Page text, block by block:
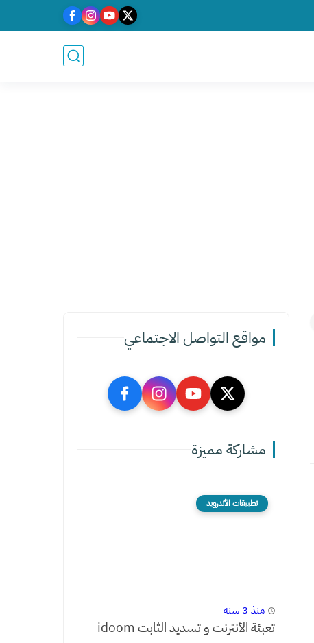
مواقع التواصل الاجتماعي
مشاركة مميزة
تطبيقات الأندرويد
منذ 3 سنة
تعبئة الأنترنت و تسديد الثابت idoom